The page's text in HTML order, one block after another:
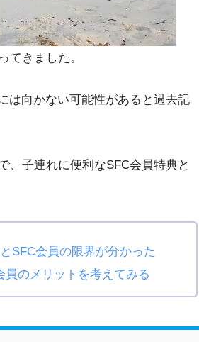
てきました。
は向かない可能性があると過去記
、子連れに便利なSFC会員特典と
SFC会員の限界が分かった
員のメリットを考えてみる